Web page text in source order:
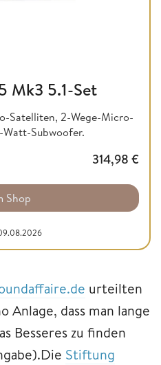
Mk3 5.1-Set
Satelliten, 2-Wege-Micro-
Watt-Subwoofer.
314,98 €
Shop
urteilten
Anlage, dass man lange
Besseres zu finden
Stiftung